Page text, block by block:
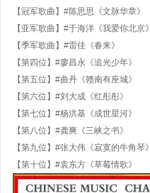
【冠军歌曲】#陈思思《文脉华章》
【亚军歌曲】#于海洋《我爱你北京》
【季军歌曲】#雷佳《春来》
【第四位】#廖昌永《追光少年》
【第五位】#曲丹《赣南有座城》
【第六位】#刘大成《红彤彤》
【第七位】#杨洪基《成世星河》
【第八位】#龚爽《三峡之书》
【第九位】#张大伟《寂寞的牛角琴》
【第十位】#袁东方《草莓情歌》